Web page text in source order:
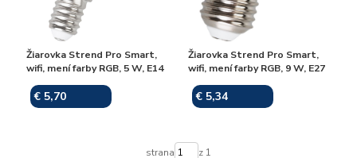
Žiarovka Strend Pro Smart,
wifi, mení farby RGB, 5 W, E14
€ 5,70
Žiarovka Strend Pro Smart,
wifi, mení farby RGB, 9 W, E27
€ 5,34
strana z 1